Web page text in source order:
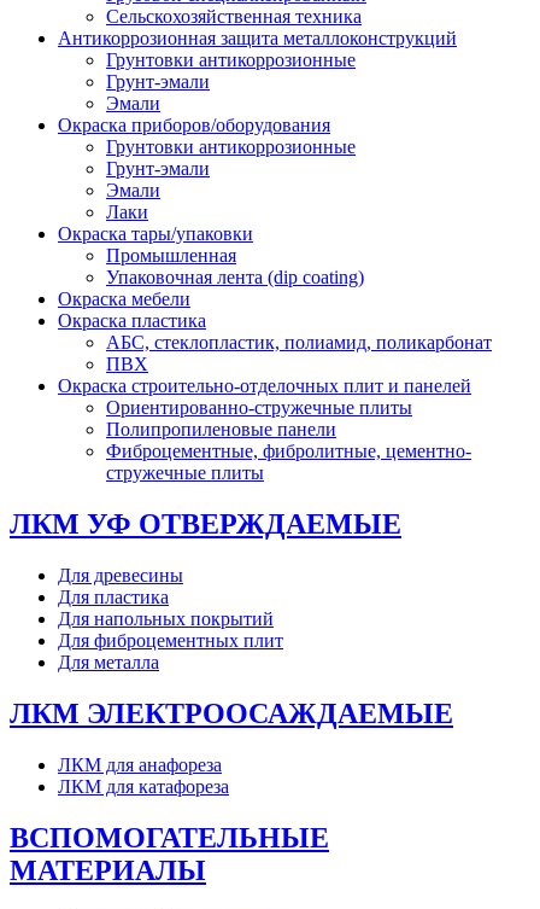
Сельскохозяйственная техника
Антикоррозионная защита металлоконструкций
Грунтовки антикоррозионные
Грунт-эмали
Эмали
Окраска приборов/оборудования
Грунтовки антикоррозионные
Грунт-эмали
Эмали
Лаки
Окраска тары/упаковки
Промышленная
Упаковочная лента (dip coating)
Окраска мебели
Окраска пластика
АБС, стеклопластик, полиамид, поликарбонат
ПВХ
Окраска строительно-отделочных плит и панелей
Ориентированно-стружечные плиты
Полипропиленовые панели
Фиброцементные, фибролитные, цементно-
стружечные плиты
ЛКМ УФ ОТВЕРЖДАЕМЫЕ
Для древесины
Для пластика
Для напольных покрытий
Для фиброцементных плит
Для металла
ЛКМ ЭЛЕКТРООСАЖДАЕМЫЕ
ЛКМ для анафореза
ЛКМ для катафореза
ВСПОМОГАТЕЛЬНЫЕ
МАТЕРИАЛЫ